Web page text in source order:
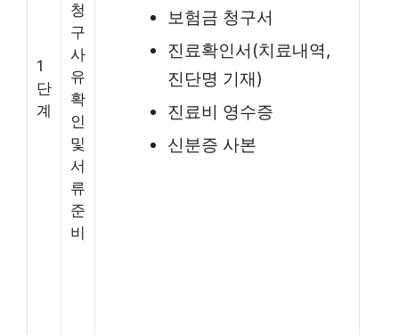
1
단
계
청
구
사
유
확
인
및
서
류
준
비
보험금 청구서
진료확인서(치료내역,
진단명 기재)
진료비 영수증
신분증 사본